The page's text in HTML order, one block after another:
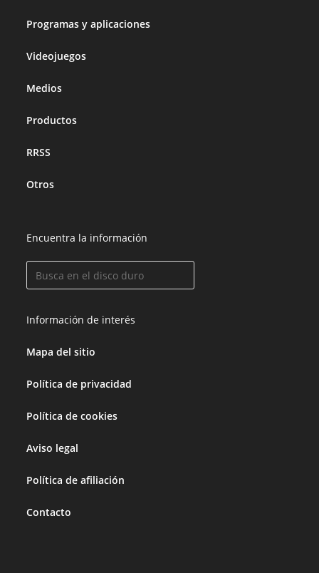
Programas y aplicaciones
Videojuegos
Medios
Productos
RRSS
Otros
Encuentra la información
Información de interés
Mapa del sitio
Política de privacidad
Política de cookies
Aviso legal
Política de afiliación
Contacto